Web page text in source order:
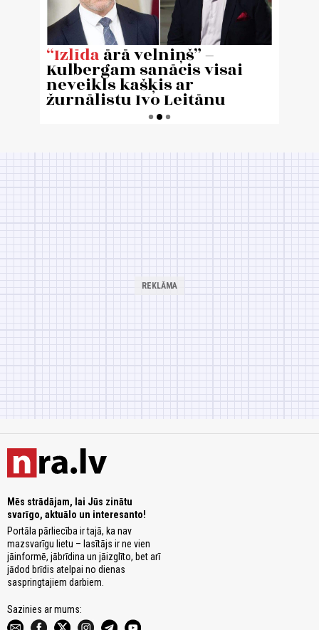
Mēs strādājam, lai Jūs zinātu
svarīgo, aktuālo un interesanto!
Portāla pārliecība ir tajā, ka nav
mazsvarīgu lietu – lasītājs ir ne vien
jāinformē, jābrīdina un jāizglīto, bet arī
jādod brīdis atelpai no dienas
saspringtajiem darbiem.
Sazinies ar mums: